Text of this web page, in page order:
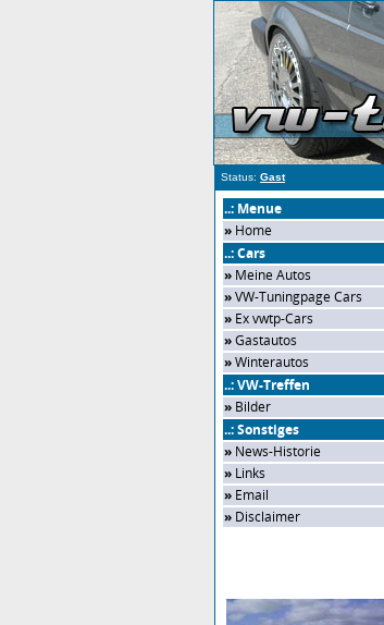
Status: Gast
..: Menue
» Home
..: Cars
» Meine Autos
»VW-Tuningpage Cars
» Ex vwtp-Cars
»Gastautos
»Winterautos
..: VW-Treffen
» Bilder
..: Sonstiges
» News-Historie
» Links
» Email
» Disclaimer